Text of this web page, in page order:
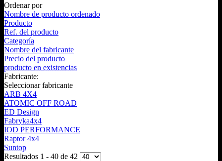
Ordenar por
Nombre de producto ordenado
Producto
Ref. del producto
Categoría
Nombre del fabricante
Precio del producto
producto en existencias
Fabricante:
Seleccionar fabricante
ARB 4X4
ATOMIC OFF ROAD
ED Design
Fabryka4x4
IOD PERFORMANCE
Raptor 4x4
Suntop
Resultados 1 - 40 de 42